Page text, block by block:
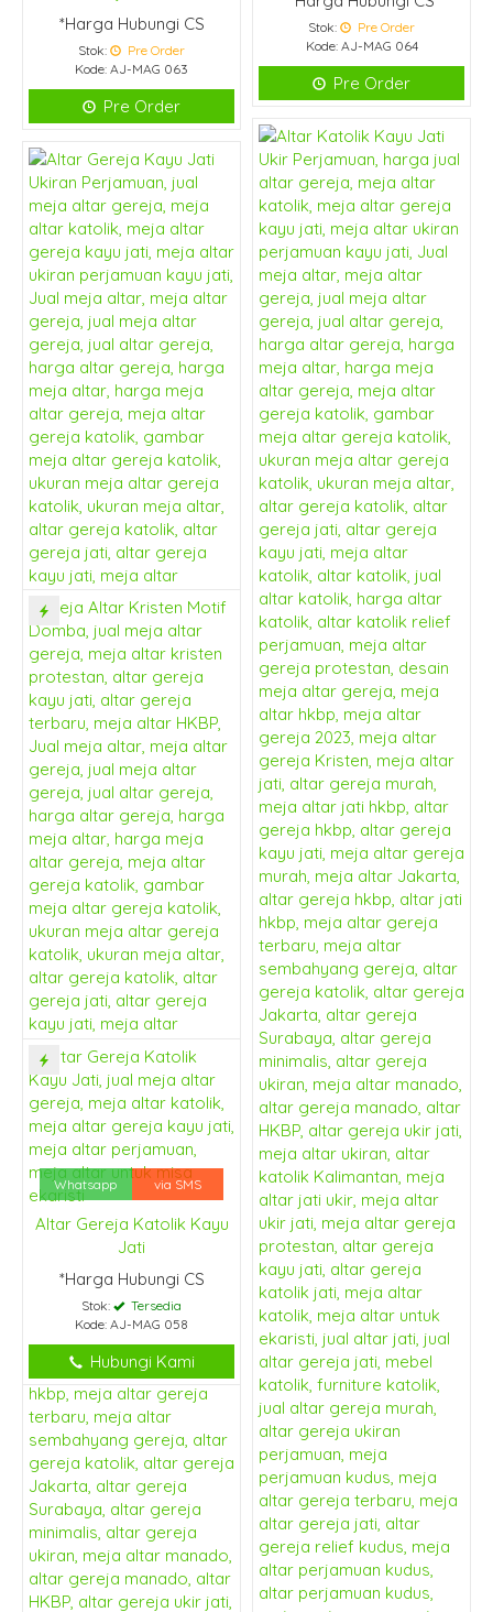
Stok:
Pre Order
Kode: AJ-MAG 064
Pre Order
*Harga Hubungi CS
Stok:
Pre Order
Kode: AJ-MAG 063
Pre Order
Whatsapp via SMS
Altar Gereja Katolik Kayu
Jati
*Harga Hubungi CS
Stok:
Tersedia
Kode: AJ-MAG 058
Hubungi Kami